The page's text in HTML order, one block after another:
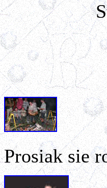
Start z
Prosiak